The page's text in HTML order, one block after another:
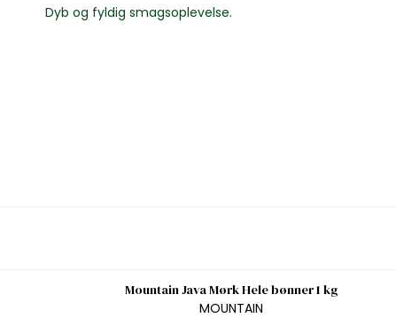
Dyb og fyldig smagsoplevelse.
Mountain Java Mørk Hele bønner 1 kg
MOUNTAIN